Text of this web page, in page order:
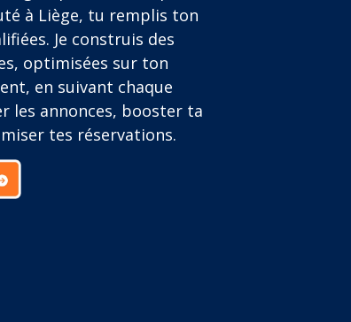
à Liège, tu remplis ton
Je construis des
optimisées sur ton
en suivant chaque
les annonces, booster ta
tes réservations.